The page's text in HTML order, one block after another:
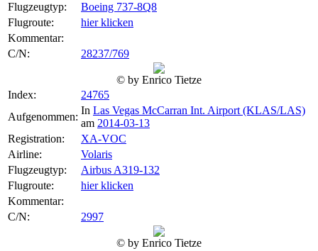
Flugzeugtyp:
Boeing 737-8Q8
Flugroute:
hier klicken
Kommentar:
C/N:
28237/769
© by Enrico Tietze
Index:
24765
Aufgenommen:
In Las Vegas McCarran Int. Airport (KLAS/LAS)
am 2014-03-13
Registration:
XA-VOC
Airline:
Volaris
Flugzeugtyp:
Airbus A319-132
Flugroute:
hier klicken
Kommentar:
C/N:
2997
© by Enrico Tietze